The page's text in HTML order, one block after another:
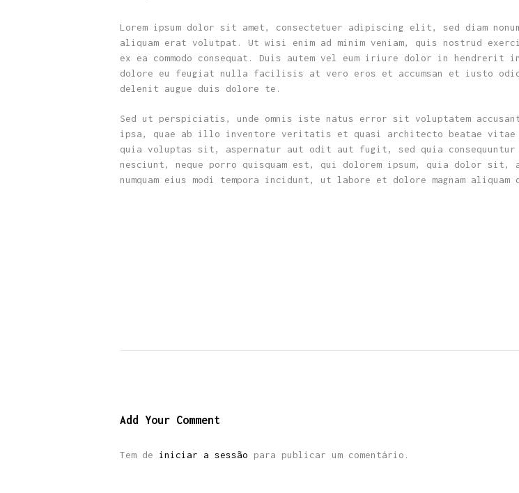
Lorem ipsum dolor sit amet, consectetuer adipiscing elit, sed diam
aliquam erat volutpat. Ut wisi enim ad minim veniam, quis nostrud
ex ea commodo consequat. Duis autem vel eum iriure dolor in
dolore eu feugiat nulla facilisis at vero eros et accumsan et iusto
delenit augue duis dolore te.
Sed ut perspiciatis, unde omnis iste natus error sit voluptatem
ipsa, quae ab illo inventore veritatis et quasi architecto beatae vitae
quia voluptas sit, aspernatur aut odit aut fugit, sed quia consequuntur
nesciunt, neque porro quisquam est, qui dolorem ipsum, quia dolor
numquam eius modi tempora incidunt, ut labore et dolore magnam aliquam
Add Your Comment
Tem de iniciar a sessão para publicar um comentário.